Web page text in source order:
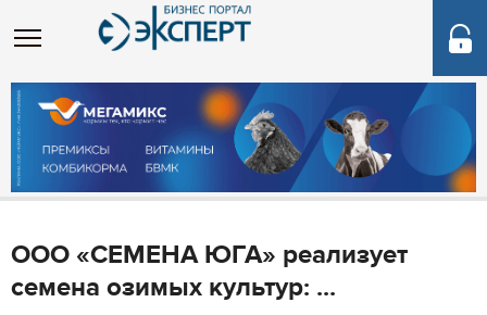
ООО «СЕМЕНА ЮГА» реализует
семена озимых культур: ...